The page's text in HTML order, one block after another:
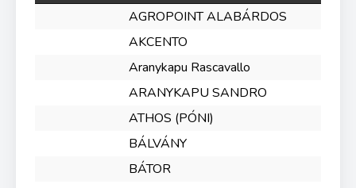
AGROPOINT ALABÁRDOS
AKCENTO
Aranykapu Rascavallo
ARANYKAPU SANDRO
ATHOS (PÓNI)
BÁLVÁNY
BÁTOR